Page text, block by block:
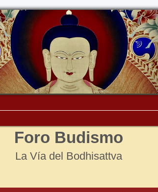
Foro Budismo
La Vía del Bodhisattva